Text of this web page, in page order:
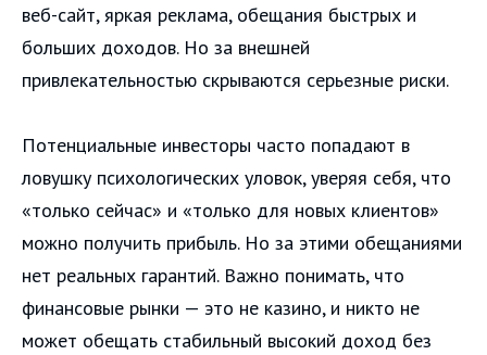
веб-сайт, яркая реклама, обещания быстрых и
больших доходов. Но за внешней
привлекательностью скрываются серьезные риски.
Потенциальные инвесторы часто попадают в
ловушку психологических уловок, уверяя себя, что
«только сейчас» и «только для новых клиентов»
можно получить прибыль. Но за этими обещаниями
нет реальных гарантий. Важно понимать, что
финансовые рынки — это не казино, и никто не
может обещать стабильный высокий доход без